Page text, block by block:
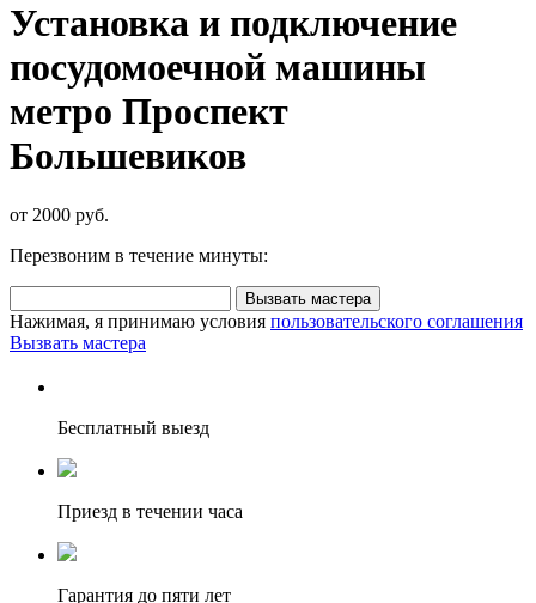
Установка и подключение
посудомоечной машины
метро Проспект
Большевиков
от 2000 руб.
Перезвоним в течение минуты:
Вызвать мастера
Нажимая, я принимаю условия пользовательского соглашения
Вызвать мастера
Бесплатный выезд
Приезд в течении часа
Гарантия до пяти лет